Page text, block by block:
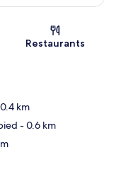
Restaurants
km
- 0.6 km